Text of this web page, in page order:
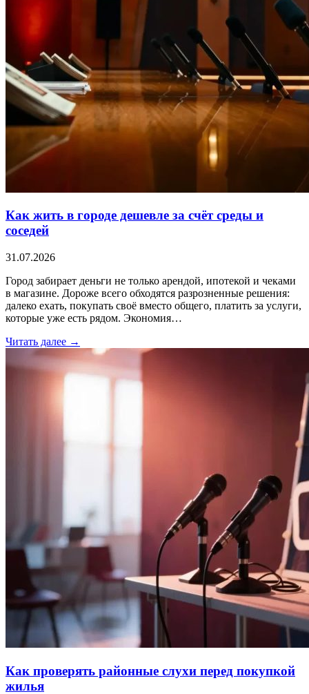
Как жить в городе дешевле за счёт среды и
соседей
31.07.2026
Город забирает деньги не только арендой, ипотекой и чеками
в магазине. Дороже всего обходятся разрозненные решения:
далеко ехать, покупать своё вместо общего, платить за услуги,
которые уже есть рядом. Экономия…
Читать далее →
Как проверять районные слухи перед покупкой
жилья